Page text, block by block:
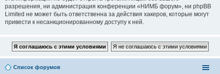
разрешения, ни администрация конференции «НИМБ форум», ни phpBB
Limited не может быть ответственна за действия хакеров, которые могут
привести к несанкционированному доступу к ней.
Список форумов